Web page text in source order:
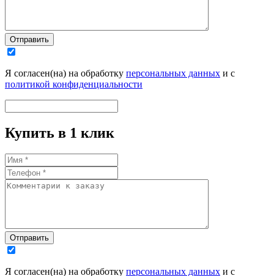
Отправить
Я согласен(на) на обработку персональных данных и с
политикой конфиденциальности
Купить в 1 клик
Отправить
Я согласен(на) на обработку персональных данных и с